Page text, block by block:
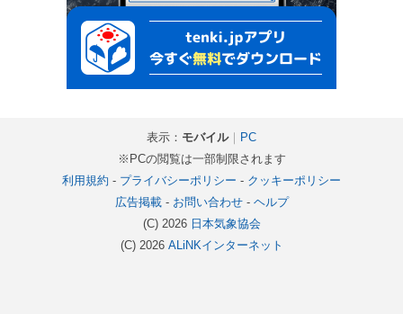
表示： モバイル｜
PC
※PCの閲覧は一部制限されます
利用規約 - プライバシーポリシー - クッキーポリシー
広告掲載- お問い合わせ- ヘルプ
(C) 2026 日本気象協会
(C) 2026 ALiNKインターネット